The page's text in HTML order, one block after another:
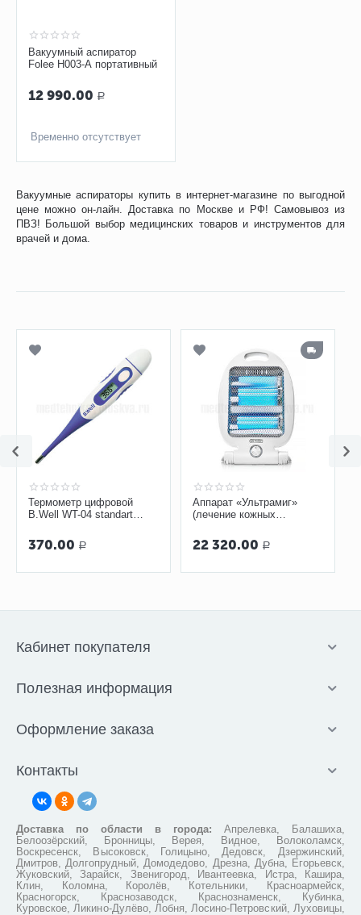
Вакуумные аспираторы купить в интернет-магазине по выгодной
цене можно он-лайн. Доставка по Москве и РФ! Самовывоз из
ПВЗ! Большой выбор медицинских товаров и инструментов для
врачей и дома.
Вакуумный аспиратор
Folee Н003-А портативный
12 990.00 Р
Временно отсутствует
Термометр цифровой
B.Well WT-04 standart
370.00 Р
Аппарат «Ультрамиг»
(лечение кожных
22 320.00 Р
Кабинет покупателя
Полезная информация
Оформление заказа
Контакты
Доставка по области в города: Апрелевка, Балашиха,
Белоозёрский, Бронницы, Верея, Видное, Волоколамск,
Воскресенск, Высоковск, Голицыно, Дедовск, Дзержинский,
Дмитров, Долгопрудный, Домодедово, Дрезна, Дубна, Егорьевск,
Жуковский, Зарайск, Звенигород, Ивантеевка, Истра, Кашира,
Клин, Коломна, Королёв, Котельники, Красноармейск,
Красногорск, Краснозаводск, Краснознаменск, Кубинка,
Куровское, Ликино-Дулёво, Лобня, Лосино-Петровский, Луховицы,